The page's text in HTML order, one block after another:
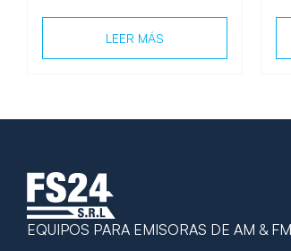
LEER MÁS
EQUIPOS PARA EMISORAS DE AM & FM